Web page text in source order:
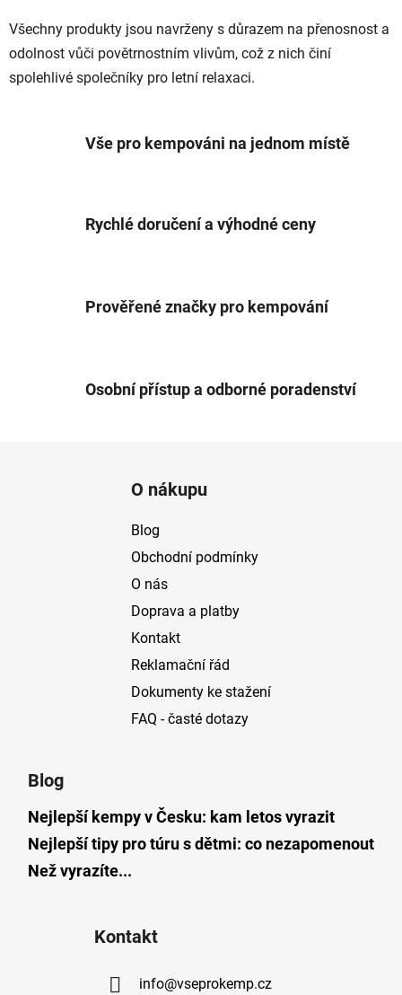
Všechny produkty jsou navrženy s důrazem na přenosnost a
odolnost vůči povětrnostním vlivům, což z nich činí
spolehlivé společníky pro letní relaxaci.
Vše pro kempováni na jednom místě
Rychlé doručení a výhodné ceny
Prověřené značky pro kempování
Osobní přístup a odborné poradenství
O nákupu
Blog
Obchodní podmínky
O nás
Doprava a platby
Kontakt
Reklamační řád
Dokumenty ke stažení
FAQ - časté dotazy
Blog
Nejlepší kempy v Česku: kam letos vyrazit
Nejlepší tipy pro túru s dětmi: co nezapomenout
Než vyrazíte...
Kontakt
info@vseprokemp.cz